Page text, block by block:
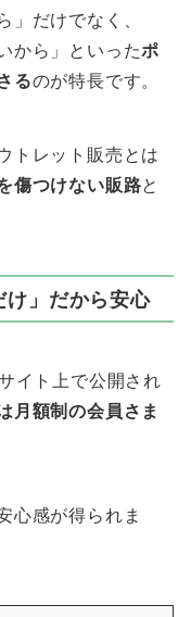
」だけでなく、
から」といったポ
るのが特長です。
トレット販売とは
傷つけない販路と
け」だから安心
イト上で公開され
月額制の会員さま
心感が得られま